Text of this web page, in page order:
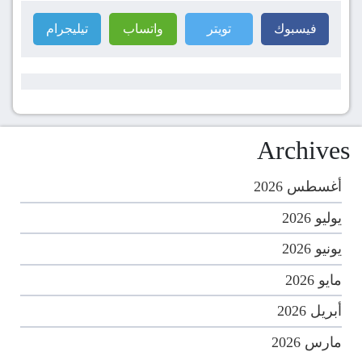
فيسبوك تويتر واتساب تيليجرام
Archives
أغسطس 2026
يوليو 2026
يونيو 2026
مايو 2026
أبريل 2026
مارس 2026